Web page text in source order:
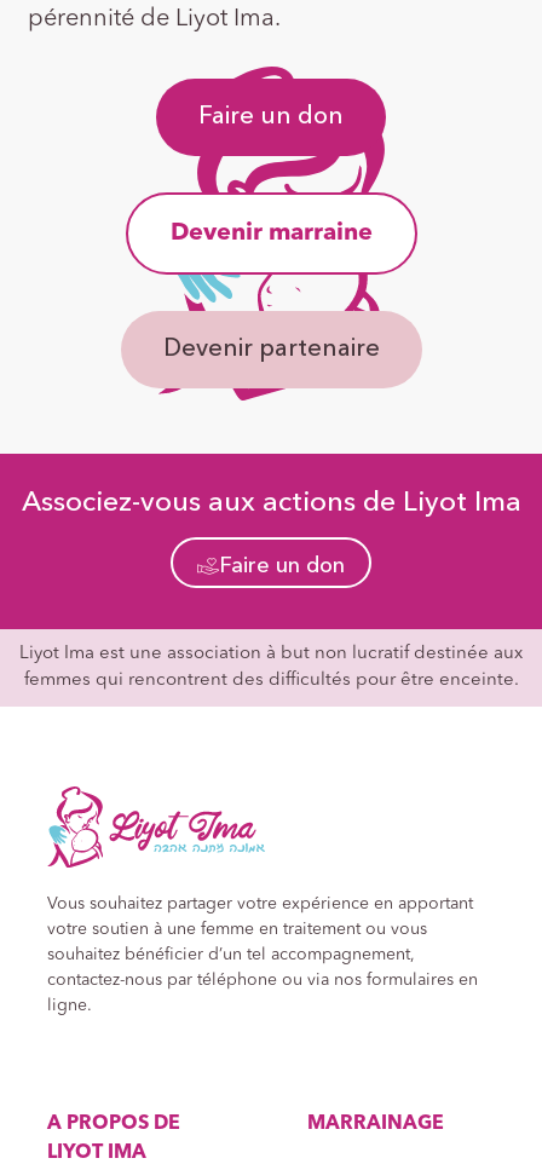
pérennité de Liyot Ima.
Faire un don
Devenir marraine
Devenir partenaire
Associez-vous aux actions de Liyot Ima
Faire un don
Liyot Ima est une association à but non lucratif destinée aux
femmes qui rencontrent des difficultés pour être enceinte.
Vous souhaitez partager votre expérience en apportant
votre soutien à une femme en traitement ou vous
souhaitez bénéficier d’un tel accompagnement,
contactez-nous par téléphone ou via nos formulaires en
ligne.
A PROPOS DE
LIYOT IMA
MARRAINAGE